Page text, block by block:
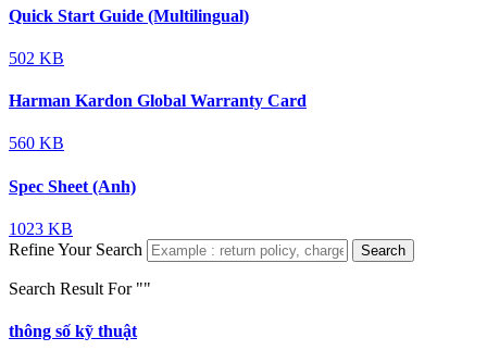
Quick Start Guide (Multilingual)
502 KB
Harman Kardon Global Warranty Card
560 KB
Spec Sheet (Anh)
1023 KB
Refine Your Search
Search
Search Result For ""
thông số kỹ thuật